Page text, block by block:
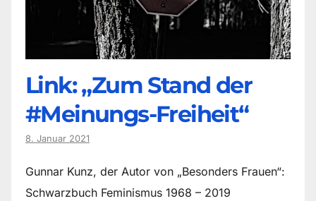
Link: „Zum Stand der
#Meinungs-Freiheit“
8. Januar 2021
Gunnar Kunz, der Autor von „Besonders Frauen“:
Schwarzbuch Feminismus 1968 – 2019